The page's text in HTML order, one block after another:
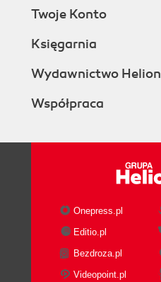
Twoje Konto
Księgarnia
Wydawnictwo Helion
Współpraca
Onepress.pl
Editio.pl
Bezdroza.pl
Videopoint.pl